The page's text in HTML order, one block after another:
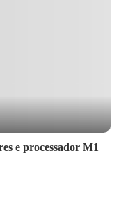
e processador M1